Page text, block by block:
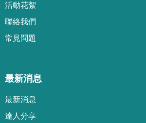
活動花絮
聯絡我們
常見問題
最新消息
最新消息
達人分享